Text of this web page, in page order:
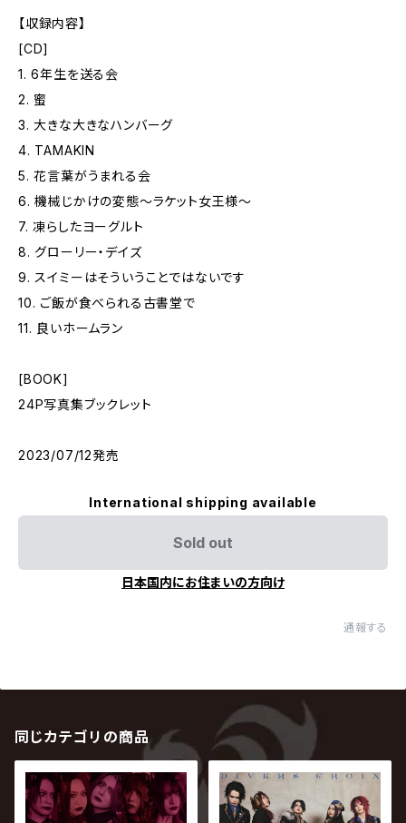
【収録内容】
[CD]
1. 6年生を送る会
2. 蜜
3. 大きな大きなハンバーグ
4. TAMAKIN
5. 花言葉がうまれる会
6. 機械じかけの変態～ラケット女王様～
7. 凍らしたヨーグルト
8. グローリー・デイズ
9. スイミーはそういうことではないです
10. ご飯が食べられる古書堂で
11. 良いホームラン
[BOOK]
24P写真集ブックレット
2023/07/12発売
International shipping available
Sold out
日本国内にお住まいの方向け
通報する
同じカテゴリの商品